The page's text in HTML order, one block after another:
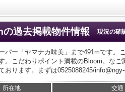
の過去掲載物件情報 現況の確
パー「ヤマナカ味美」まで491mです。
。こだわりポイント満載のBloom。な
おります。まずは0525088245/
所在地 交通